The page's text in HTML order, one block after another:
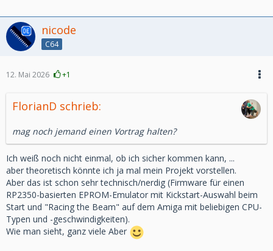
nicode
C64
12. Mai 2026 +1
FlorianD schrieb:
mag noch jemand einen Vortrag halten?
Ich weiß noch nicht einmal, ob ich sicher kommen kann, ...
aber theoretisch könnte ich ja mal mein Projekt vorstellen.
Aber das ist schon sehr technisch/nerdig (Firmware für einen
RP2350-basierten EPROM-Emulator mit Kickstart-Auswahl beim
Start und "Racing the Beam" auf dem Amiga mit beliebigen CPU-
Typen und -geschwindigkeiten).
Wie man sieht, ganz viele Aber